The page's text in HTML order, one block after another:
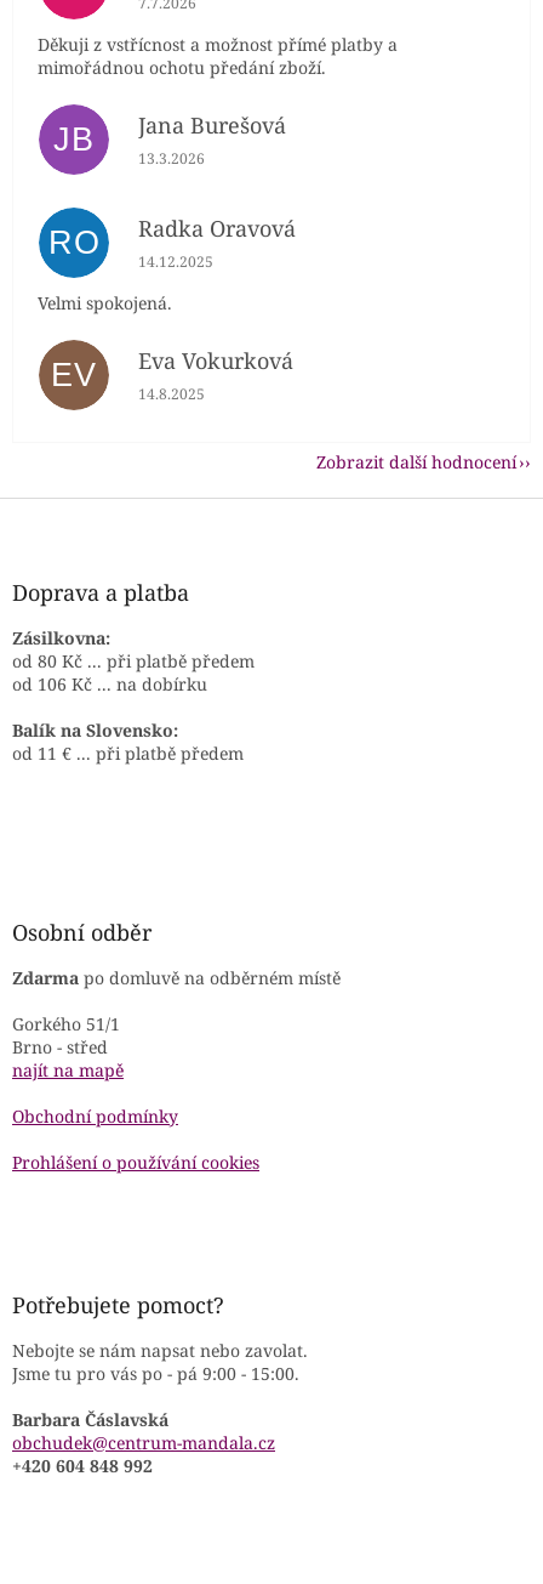
Děkuji z vstřícnost a možnost přímé platby a
mimořádnou ochotu předání zboží.
JB Jana Burešová
Hodnocení obchodu je 5 z 5 hvězdiček.
13.3.2026
RO Radka Oravová
Hodnocení obchodu je 5 z 5 hvězdiček.
14.12.2025
Velmi spokojená.
EV Eva Vokurková
Hodnocení obchodu je 5 z 5 hvězdiček.
14.8.2025
Zobrazit další hodnocení
Z
Doprava a platba
Zásilkovna:
od 80 Kč ... při platbě předem
od 106 Kč ... na dobírku
Balík na Slovensko:
od 11 € ... při platbě předem
Osobní odběr
Zdarma po domluvě na odběrném místě
Gorkého 51/1
Brno - střed
najít na mapě
Obchodní podmínky
Prohlášení o používání cookies
Potřebujete pomoct?
Nebojte se nám napsat nebo zavolat.
Jsme tu pro vás po - pá 9:00 - 15:00.
Barbara Čáslavská
obchudek@centrum-mandala.cz
+420 604 848 992